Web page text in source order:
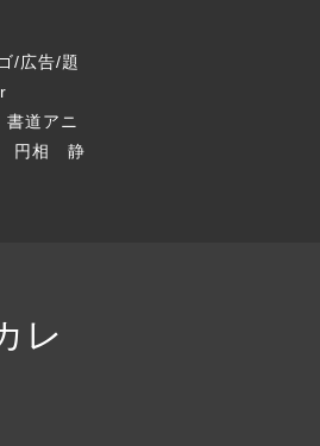
/広告/題
道アニ
円相 静
レ